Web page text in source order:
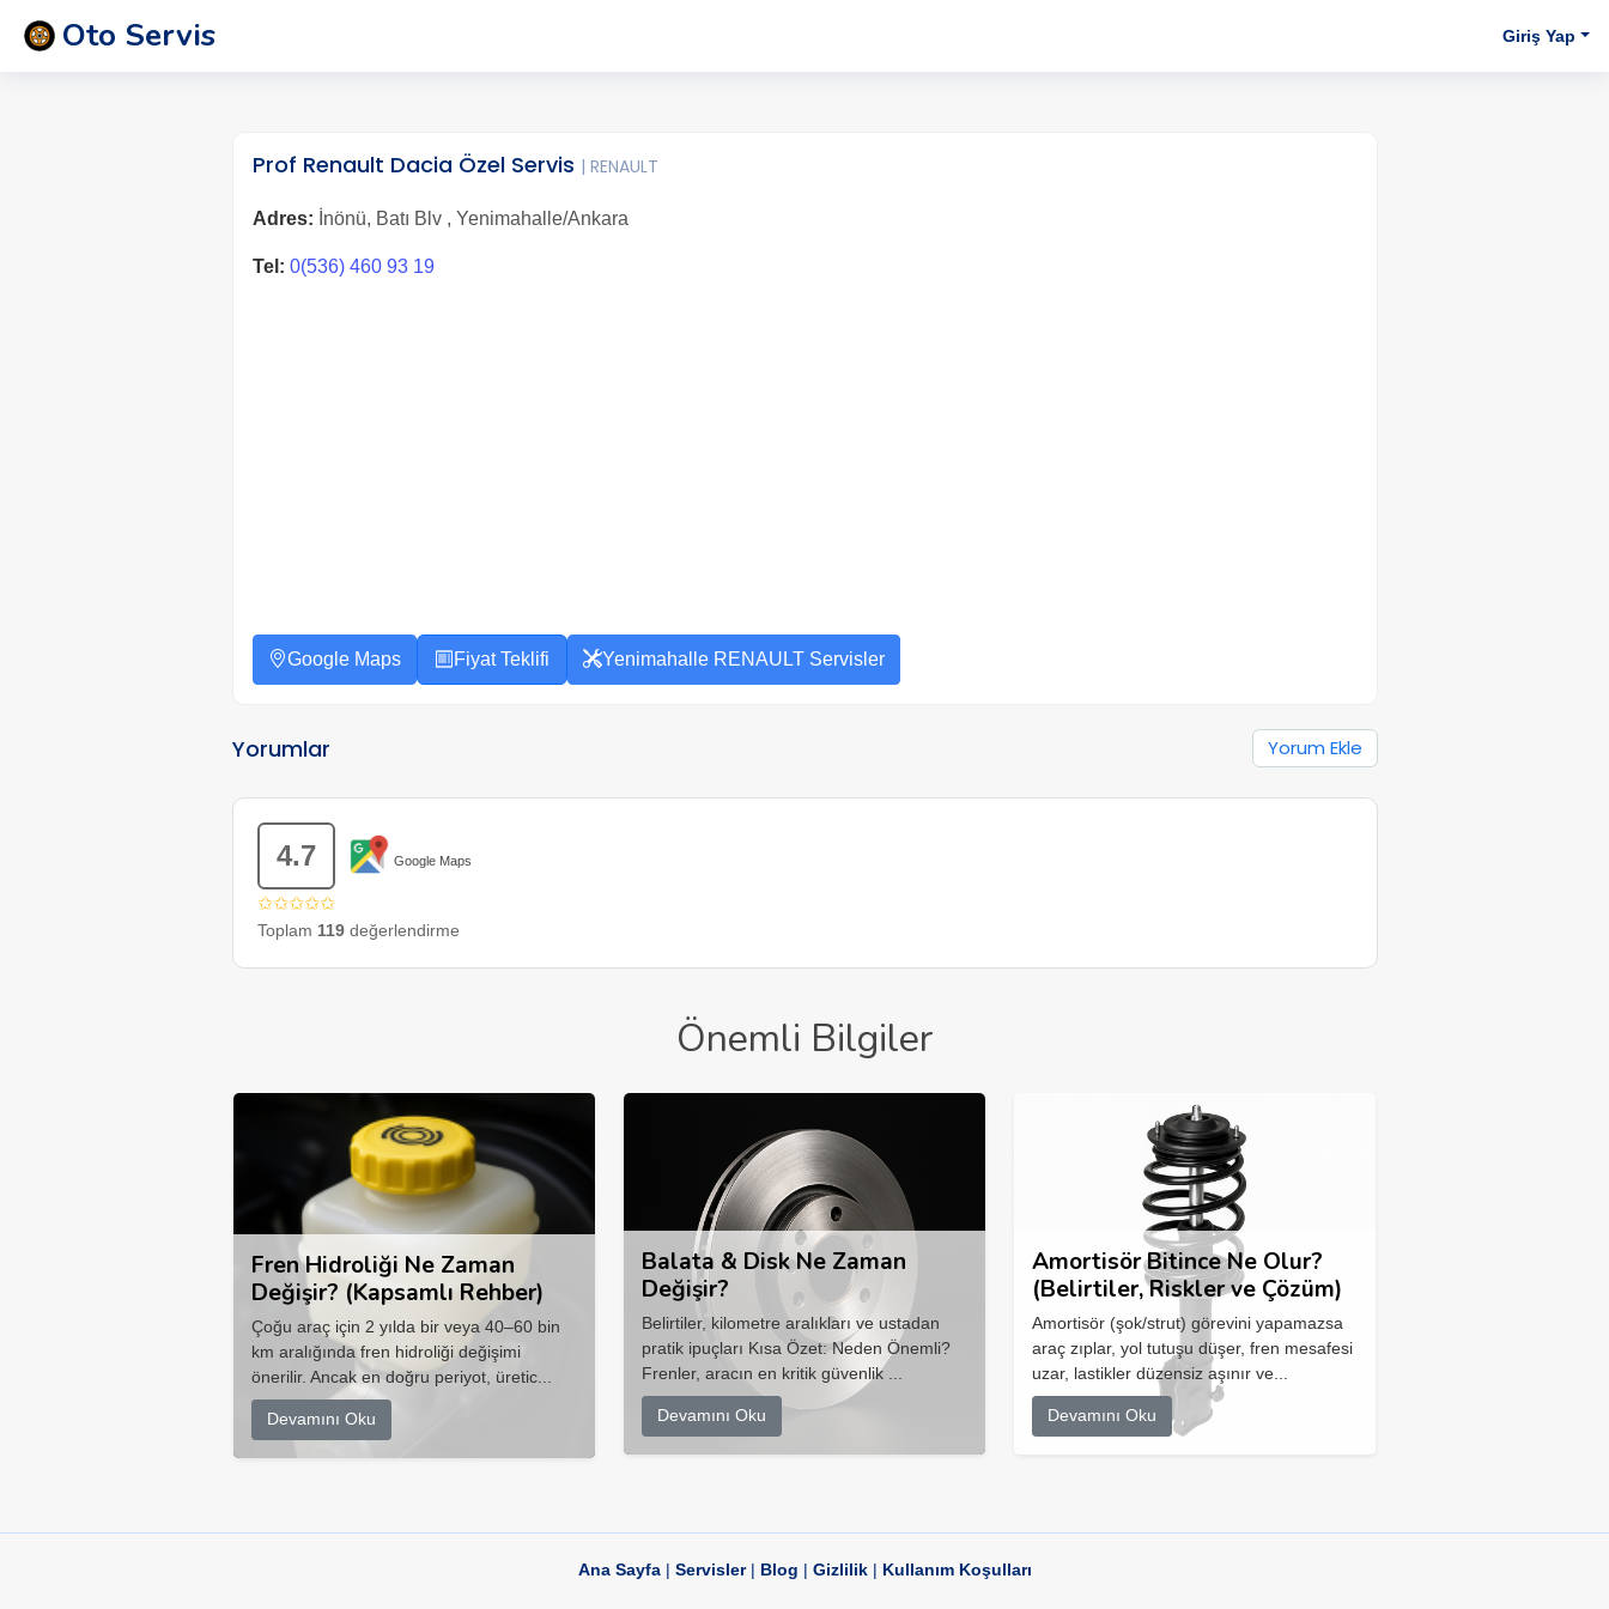
Oto Servis Giriş Yap
Prof Renault Dacia Özel Servis | RENAULT
Adres: İnönü, Batı Blv , Yenimahalle/Ankara
Tel: 0(536) 460 93 19
Google Maps Fiyat Teklifi Yenimahalle RENAULT Servisler
Yorumlar Yorum Ekle
4.7 Google Maps
✩✩✩✩✩
Toplam 119değerlendirme
Önemli Bilgiler
Fren Hidroliği Ne Zaman
Değişir? (Kapsamlı Rehber)
Çoğu araç için 2 yılda bir veya 40–60 bin
km aralığında fren hidroliği değişimi
önerilir. Ancak en doğru periyot, üretic...
Devamını Oku
Balata & Disk Ne Zaman
Değişir?
Belirtiler, kilometre aralıkları ve ustadan
pratik ipuçları Kısa Özet: Neden Önemli?
Frenler, aracın en kritik güvenlik ...
Devamını Oku
Amortisör Bitince Ne Olur?
(Belirtiler, Riskler ve Çözüm)
Amortisör (şok/strut) görevini yapamazsa
araç zıplar, yol tutuşu düşer, fren mesafesi
uzar, lastikler düzensiz aşınır ve...
Devamını Oku
Ana Sayfa| Servisler| Blog | Gizlilik| Kullanım Koşulları